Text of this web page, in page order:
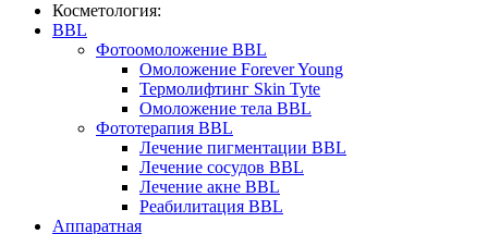
Косметология:
BBL
Фотоомоложение BBL
Омоложение Forever Young
Термолифтинг Skin Tyte
Омоложение тела BBL
Фототерапия BBL
Лечение пигментации BBL
Лечение сосудов BBL
Лечение акне BBL
Реабилитация BBL
Аппаратная